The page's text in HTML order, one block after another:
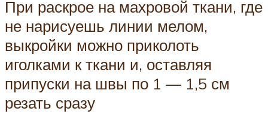
При раскрое на махровой ткани, где
не нарисуешь линии мелом,
выкройки можно приколоть
иголками к ткани и, оставляя
припуски на швы по 1 — 1,5 см
резать сразу